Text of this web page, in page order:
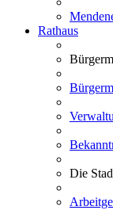
Rathaus
Die